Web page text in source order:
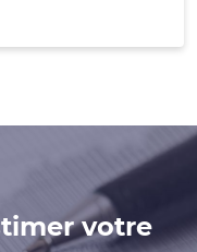
votre